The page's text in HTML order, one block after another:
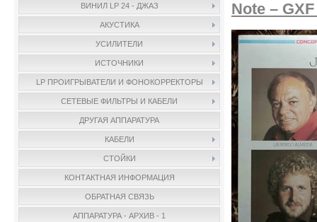
ВИНИЛ LP 24 - ДЖАЗ
АКУСТИКА
УСИЛИТЕЛИ
ИСТОЧНИКИ
LP ПРОИГРЫВАТЕЛИ И ФОНОКОРРЕКТОРЫ
СЕТЕВЫЕ ФИЛЬТРЫ И КАБЕЛИ
ДРУГАЯ АППАРАТУРА
КАБЕЛИ
СТОЙКИ
КОНТАКТНАЯ ИНФОРМАЦИЯ
ОБРАТНАЯ СВЯЗЬ
АППАРАТУРА - АРХИВ - 1
Note –